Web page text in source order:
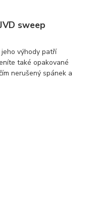
sweep
výhody patří
také opakované
nerušený spánek a